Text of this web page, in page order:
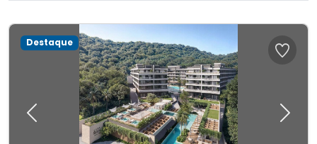
Previous Next
Destaque